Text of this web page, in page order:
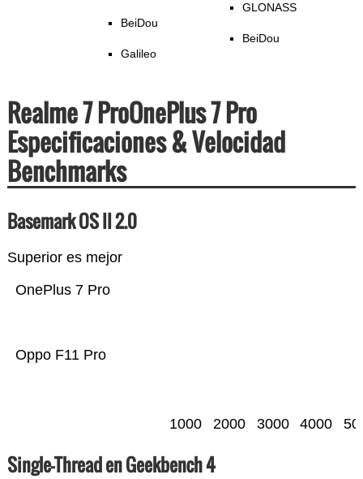
BeiDou
Galileo
GLONASS
BeiDou
Realme 7 ProOnePlus 7 Pro
Especificaciones & Velocidad
Benchmarks
Basemark OS II 2.0
Superior es mejor
Oppo F11 Pro
OnePlus 7 Pro
1000 2000 3000 4000
Single-Thread en Geekbench 4